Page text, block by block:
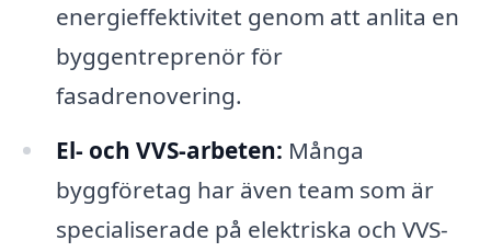
energieffektivitet genom att anlita en
byggentreprenör för
fasadrenovering.
El- och VVS-arbeten: Många
byggföretag har även team som är
specialiserade på elektriska och VVS-